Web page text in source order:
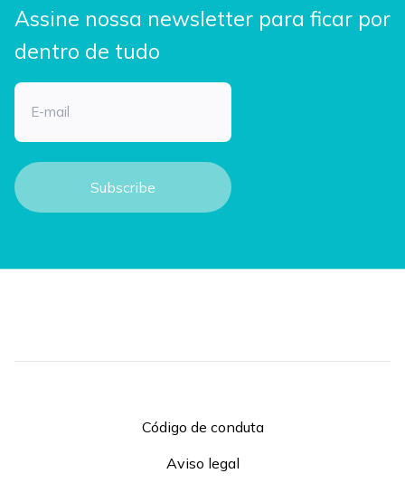
Assine nossa newsletter para ficar por
dentro de tudo
Email
Código de conduta
Aviso legal